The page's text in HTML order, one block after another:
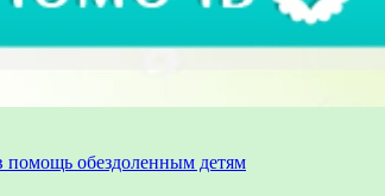
помощь обездоленным детям